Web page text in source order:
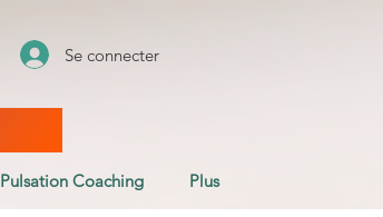
Se connecter
Pulsation Coaching Plus